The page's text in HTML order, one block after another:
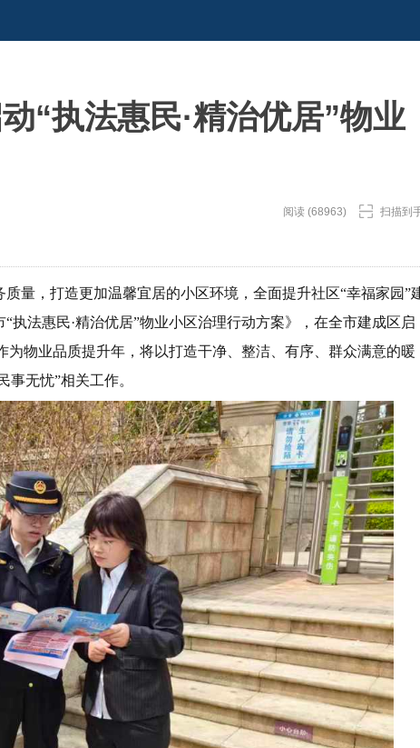
“执法惠民·精治优居”物业
阅读 (68963) 扫描到
量，打造更加温馨宜居的小区环境，全面提升社区“幸福家园”
执法惠民·精治优居”物业小区治理行动方案》，在全市建成区启
为物业品质提升年，将以打造干净、整洁、有序、群众满意的暖
事无忧”相关工作。